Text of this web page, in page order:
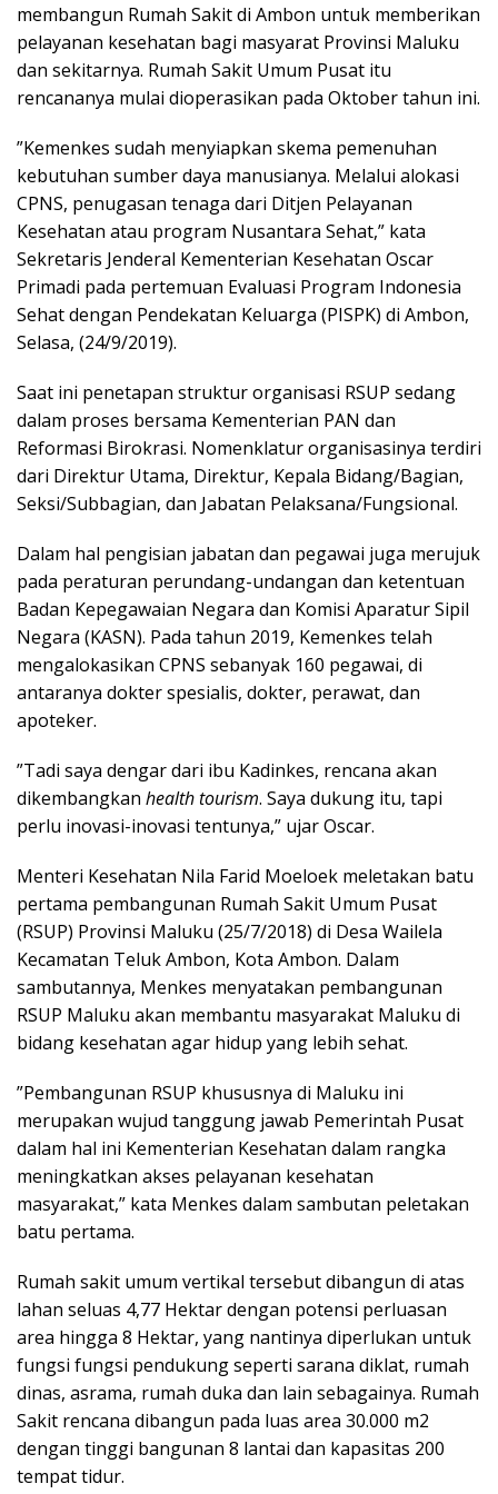
membangun Rumah Sakit di Ambon untuk memberikan
pelayanan kesehatan bagi masyarat Provinsi Maluku
dan sekitarnya. Rumah Sakit Umum Pusat itu
rencananya mulai dioperasikan pada Oktober tahun ini.
”Kemenkes sudah menyiapkan skema pemenuhan
kebutuhan sumber daya manusianya. Melalui alokasi
CPNS, penugasan tenaga dari Ditjen Pelayanan
Kesehatan atau program Nusantara Sehat,” kata
Sekretaris Jenderal Kementerian Kesehatan Oscar
Primadi pada pertemuan Evaluasi Program Indonesia
Sehat dengan Pendekatan Keluarga (PISPK) di Ambon,
Selasa, (24/9/2019).
Saat ini penetapan struktur organisasi RSUP sedang
dalam proses bersama Kementerian PAN dan
Reformasi Birokrasi. Nomenklatur organisasinya terdiri
dari Direktur Utama, Direktur, Kepala Bidang/Bagian,
Seksi/Subbagian, dan Jabatan Pelaksana/Fungsional.
Dalam hal pengisian jabatan dan pegawai juga merujuk
pada peraturan perundang-undangan dan ketentuan
Badan Kepegawaian Negara dan Komisi Aparatur Sipil
Negara (KASN). Pada tahun 2019, Kemenkes telah
mengalokasikan CPNS sebanyak 160 pegawai, di
antaranya dokter spesialis, dokter, perawat, dan
apoteker.
”Tadi saya dengar dari ibu Kadinkes, rencana akan
dikembangkan health tourism. Saya dukung itu, tapi
perlu inovasi-inovasi tentunya,” ujar Oscar.
Menteri Kesehatan Nila Farid Moeloek meletakan batu
pertama pembangunan Rumah Sakit Umum Pusat
(RSUP) Provinsi Maluku (25/7/2018) di Desa Wailela
Kecamatan Teluk Ambon, Kota Ambon. Dalam
sambutannya, Menkes menyatakan pembangunan
RSUP Maluku akan membantu masyarakat Maluku di
bidang kesehatan agar hidup yang lebih sehat.
”Pembangunan RSUP khususnya di Maluku ini
merupakan wujud tanggung jawab Pemerintah Pusat
dalam hal ini Kementerian Kesehatan dalam rangka
meningkatkan akses pelayanan kesehatan
masyarakat,” kata Menkes dalam sambutan peletakan
batu pertama.
Rumah sakit umum vertikal tersebut dibangun di atas
lahan seluas 4,77 Hektar dengan potensi perluasan
area hingga 8 Hektar, yang nantinya diperlukan untuk
fungsi fungsi pendukung seperti sarana diklat, rumah
dinas, asrama, rumah duka dan lain sebagainya. Rumah
Sakit rencana dibangun pada luas area 30.000 m2
dengan tinggi bangunan 8 lantai dan kapasitas 200
tempat tidur.